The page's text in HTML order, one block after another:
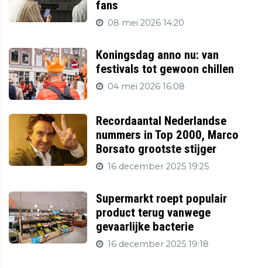
fans
08 mei 2026 14:20
Koningsdag anno nu: van
festivals tot gewoon chillen
04 mei 2026 16:08
Recordaantal Nederlandse
nummers in Top 2000, Marco
Borsato grootste stijger
16 december 2025 19:25
Supermarkt roept populair
product terug vanwege
gevaarlijke bacterie
16 december 2025 19:18